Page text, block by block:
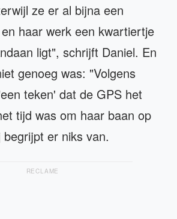
ze er al bijna een
haar werk een kwartiertje
ligt", schrijft Daniel. En
genoeg was: "Volgens
teken' dat de GPS het
tijd was om haar baan op
er niks van.
RECLAME